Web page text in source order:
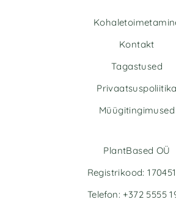
a
t
v
:
Kontakt
Tagastused
Privaatsuspoliitika
Müügitingimused
PlantBased OÜ
Registrikood:
Telefon: +372 5555